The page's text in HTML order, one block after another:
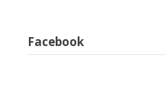
Facebook